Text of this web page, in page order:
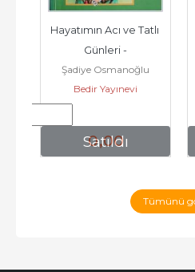
Satıldı
Hayatımın Acı ve Tatlı
Günleri -
Şadiye Osmanoğlu
Bedir Yayınevi
0,00
Tümünü